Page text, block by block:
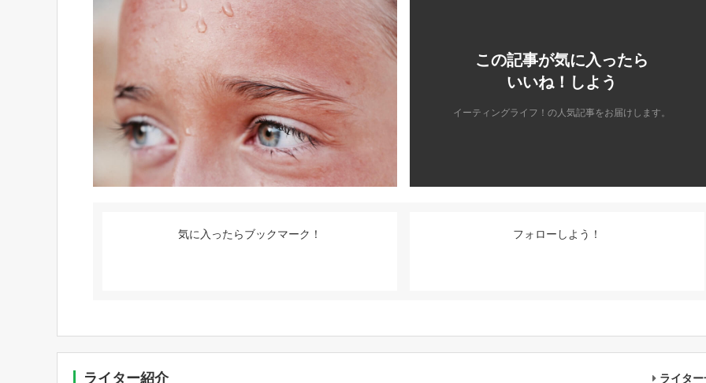
この記事が気に入ったら
いいね！しよう
イーティングライフ！の人気記事をお届けします。
気に入ったらブックマーク！ フォローしよう！
ライター紹介 ライタ